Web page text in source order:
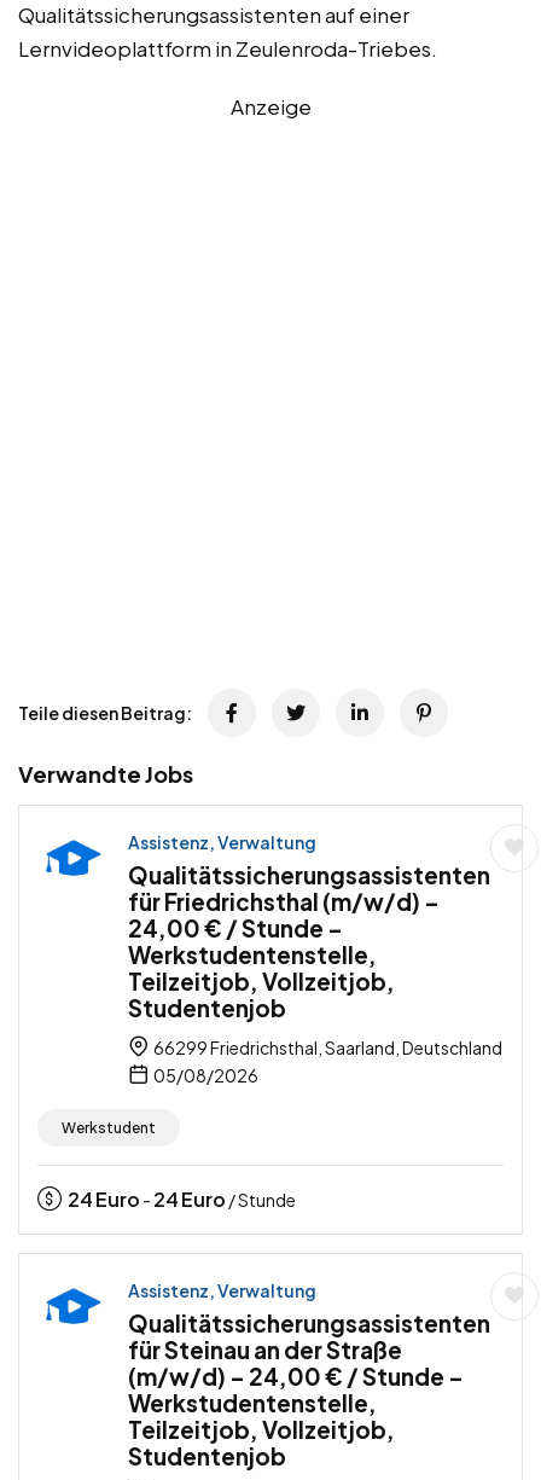
Qualitätssicherungsassistenten auf einer
Lernvideoplattform in Zeulenroda-Triebes.
Anzeige
Teile diesen Beitrag:
Verwandte Jobs
Assistenz, Verwaltung
Qualitätssicherungsassistenten
für Friedrichsthal (m/w/d) –
24,00 € / Stunde –
Werkstudentenstelle,
Teilzeitjob, Vollzeitjob,
Studentenjob
66299 Friedrichsthal, Saarland, Deutschland
05/08/2026
Werkstudent
24Euro - 24Euro / Stunde
Assistenz, Verwaltung
Qualitätssicherungsassistenten
für Steinau an der Straße
(m/w/d) – 24,00 € / Stunde –
Werkstudentenstelle,
Teilzeitjob, Vollzeitjob,
Studentenjob